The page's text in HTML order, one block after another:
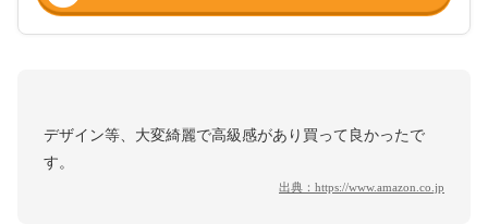
デザイン等、大変綺麗で高級感があり買って良かったで
す。
出典： https://www.amazon.co.jp